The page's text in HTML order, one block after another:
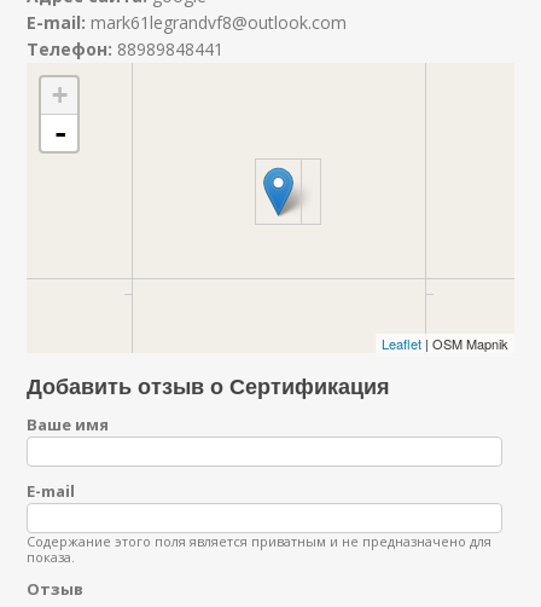
E-mail: mark61legrandvf8@outlook.com
Телефон: 88989848441
+
-
Leaflet| OSM Mapnik
Добавить отзыв о Сертификация
Ваше имя
E-mail
Содержание этого поля является приватным и не предназначено для
показа.
Отзыв